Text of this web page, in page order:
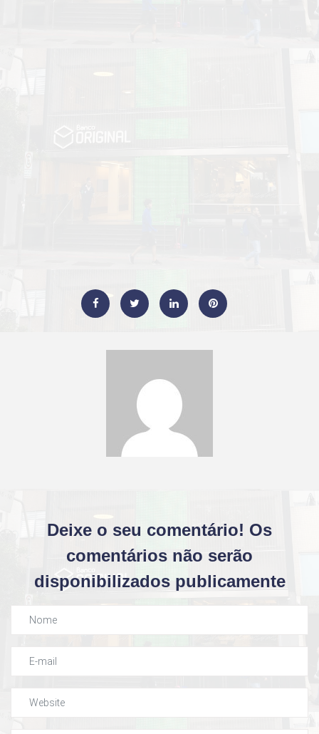
Deixe o seu comentário! Os
comentários não serão
disponibilizados publicamente